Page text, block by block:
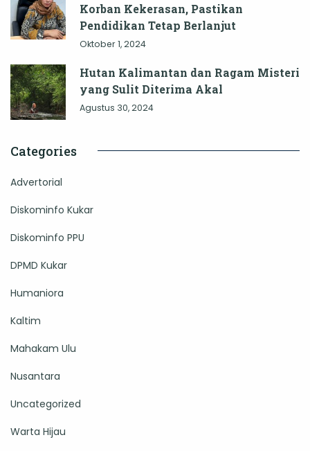
Korban Kekerasan, Pastikan
Pendidikan Tetap Berlanjut
Oktober 1, 2024
Hutan Kalimantan dan Ragam Misteri
yang Sulit Diterima Akal
Agustus 30, 2024
Categories
Advertorial
Diskominfo Kukar
Diskominfo PPU
DPMD Kukar
Humaniora
Kaltim
Mahakam Ulu
Nusantara
Uncategorized
Warta Hijau